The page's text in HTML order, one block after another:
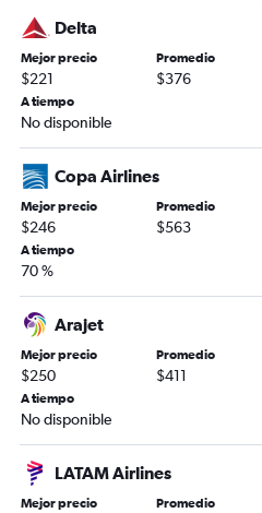
Delta
Mejor precio
$221
Promedio
$376
A tiempo
No disponible
Copa Airlines
Mejor precio
$246
Promedio
$563
A tiempo
70 %
Arajet
Mejor precio
$250
Promedio
$411
A tiempo
No disponible
LATAM Airlines
Mejor precio Promedio